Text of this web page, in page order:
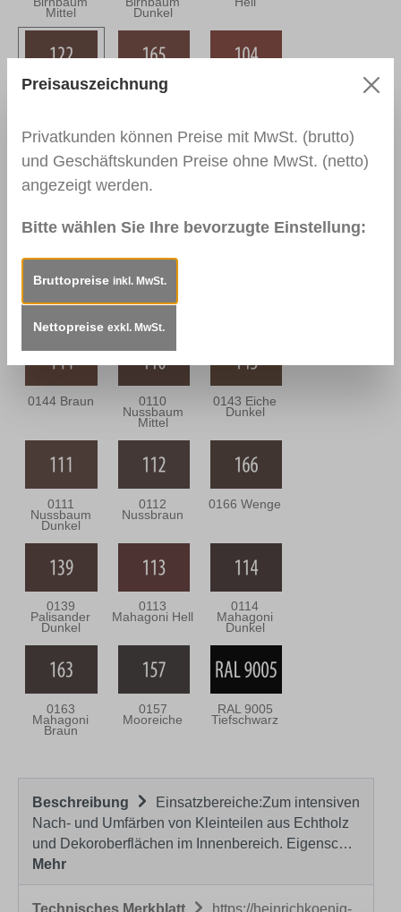
Mittel Dunkel
0122 Macoré 0165
0106 Rüster
Mittel
0302 Eiche
Bräunlich
0144 Braun 0110
Nussbaum
Mittel
0143 Eiche
Dunkel
0111
Nussbaum
Dunkel
0112
Nussbraun
0166 Wenge
0139
Palisander
Dunkel
0113
Mahagoni Hell
0114
Mahagoni
Dunkel
0163
Mahagoni
Braun
0157
Mooreiche
RAL 9005
Tiefschwarz
Beschreibung
Einsatzbereiche:Zum intensiven
Nach- und Umfärben von Kleinteilen aus Echtholz
und Dekoroberflächen im Innenbereich. Eigensc…
Mehr
Preisauszeichnung
Privatkunden können Preise mit MwSt. (brutto)
und Geschäftskunden Preise ohne MwSt. (netto)
angezeigt werden.
Bitte wählen Sie Ihre bevorzugte Einstellung:
Bruttopreise inkl. MwSt.
Nettopreise exkl. MwSt.